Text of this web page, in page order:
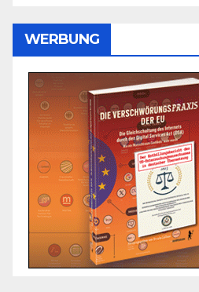
WERBUNG